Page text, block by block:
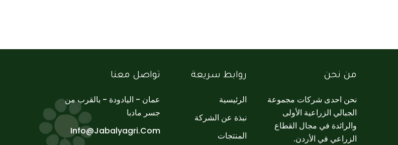
من نحن
نحن احدى شركات مجموعة
الجبالي الزراعية الأولى
والرائدة في مجال القطاع
الزراعي في الأردن.
روابط سريعة
الرئيسية
نبذة عن الشركة
المنتجات
تواصل معنا
عمان - اليادودة - بالقرب من
جسر مادبا
Info@jabalyagri.com